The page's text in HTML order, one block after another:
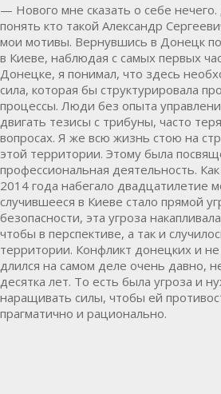
— Нового мне сказать о себе
понять кто такой Александр
мои мотивы. Вернувшись в Донецк
в Киеве, наблюдая с самых первых
Донецке, я понимал, что здесь
сила, которая бы структурировала
процессы. Люди без опыта
двигать тезисы с трибуны, часто
вопросах. Я же всю жизнь стою на
этой территории. Этому была
профессиональная деятельность.
2014 года набегало двадцатилетие
случившееся в Киеве стало прямой
безопасности, эта угроза
чтобы в перспективе, а так и
территории. Конфликт донецких и
длился на самом деле очень давно,
десятка лет. То есть была угроза и
наращивать силы, чтобы ей
прагматично и рационально.